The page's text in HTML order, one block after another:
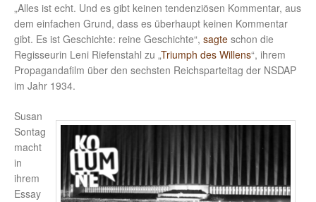
„Alles ist echt. Und es gibt keinen tendenziösen Kommentar, aus
dem einfachen Grund, dass es überhaupt keinen Kommentar
gibt. Es ist Geschichte: reine Geschichte“, sagte schon die
Regisseurin Leni Riefenstahl zu „Triumph des Willens“, ihrem
Propagandafilm über den sechsten Reichsparteitag der NSDAP
im Jahr 1934.
Susan
Sontag
macht
in
ihrem
Essay